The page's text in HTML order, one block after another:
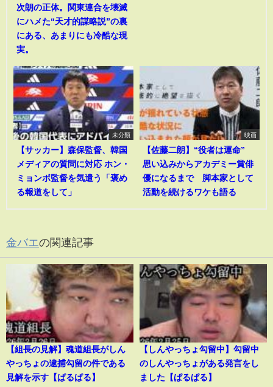
次朗の正体。関東連合を壊滅
にハメた“天才的謀略説”の裏
にある、あまりにも冷酷な現
実。
未分類
【サッカー】森保監督、韓国
メディアの質問に対応 ホン・
ミョンボ監督を気遣う「褒め
る報道をして」
映画
【佐藤二朗】“役者は運命”
思い込みからアカデミー賞俳
優になるまで 脚本家として
活動を続けるワケも語る
金バエの関連記事
【組長の見解】魂道組長がしん
やっちょの逮捕勾留の件である
見解を示す【ぱるぱる】
【しんやっちょ勾留中】勾留中
のしんやっちょがある発言をし
ました【ぱるぱる】